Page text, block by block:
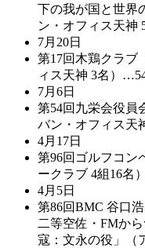
下の我が国と世界
ン・オフィス天神
7月20日
第17回木鶏クラブ
ィス天神 3名）
7月6日
第54回九栄会役員
バン・オフィス天
4月17日
第96回ゴルフコン
ークラブ 4組16名
4月5日
第86回BMC 谷口
二等空佐・FMか
寇：文永の役」（